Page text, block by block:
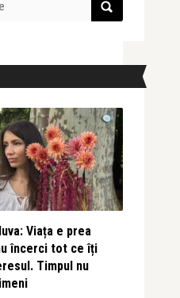
Viața e prea
încerci tot ce îți
Timpul nu